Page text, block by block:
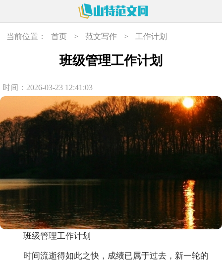
当前位置： 首页 > 范文写作 > 工作计划
班级管理工作计划
时间：2026-03-23 12:41:03
班级管理工作计划
时间流逝得如此之快，成绩已属于过去，新一轮的